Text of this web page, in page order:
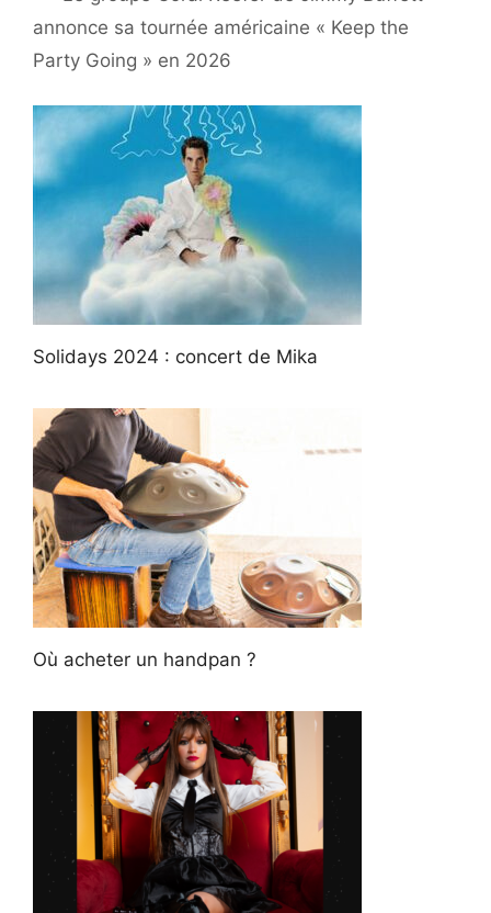
annonce sa tournée américaine « Keep the
Party Going » en 2026
Solidays 2024 : concert de Mika
Où acheter un handpan ?